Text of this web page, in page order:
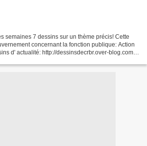
semaines 7 dessins sur un thème précis! Cette
concernant la fonction publique: Action
d' actualité: http://dessinsdecrbr.over-blog.com